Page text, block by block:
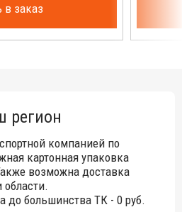
в заказ
регион
компанией по
картонная упаковка
возможна доставка
до большинства ТК - 0 руб.